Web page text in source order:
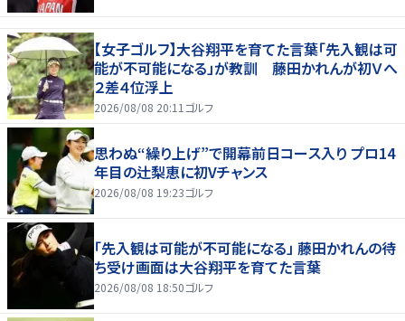
【女子ゴルフ】大谷翔平を育てた言葉「先入観は可
能が不可能になる」が教訓 藤田かれんが初Ｖへ
２差４位浮上
2026/08/08 20:11 ゴルフ
思わぬ“繰り上げ”で開幕前日コース入り プロ14
年目の辻梨恵に初Vチャンス
2026/08/08 19:23ゴルフ
「先入観は可能が不可能になる」 藤田かれんの待
ち受け画面は大谷翔平を育てた言葉
2026/08/08 18:50ゴルフ